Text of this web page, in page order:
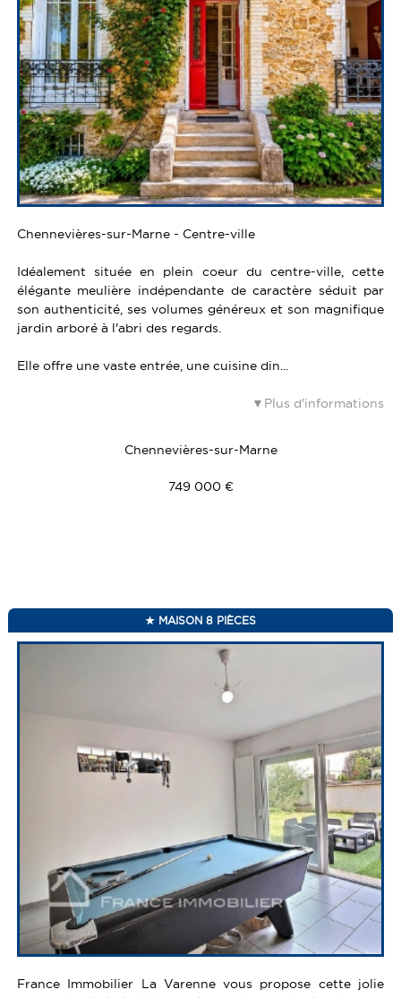
Chennevières-sur-Marne - Centre-ville
Idéalement située en plein coeur du centre-ville, cette
élégante meulière indépendante de caractère séduit par
son authenticité, ses volumes généreux et son magnifique
jardin arboré à l'abri des regards.
Elle offre une vaste entrée, une cuisine din...
Plus d'informations
Chennevières-sur-Marne
749 000 €
MAISON 8 PIÈCES
France Immobilier La Varenne vous propose cette jolie